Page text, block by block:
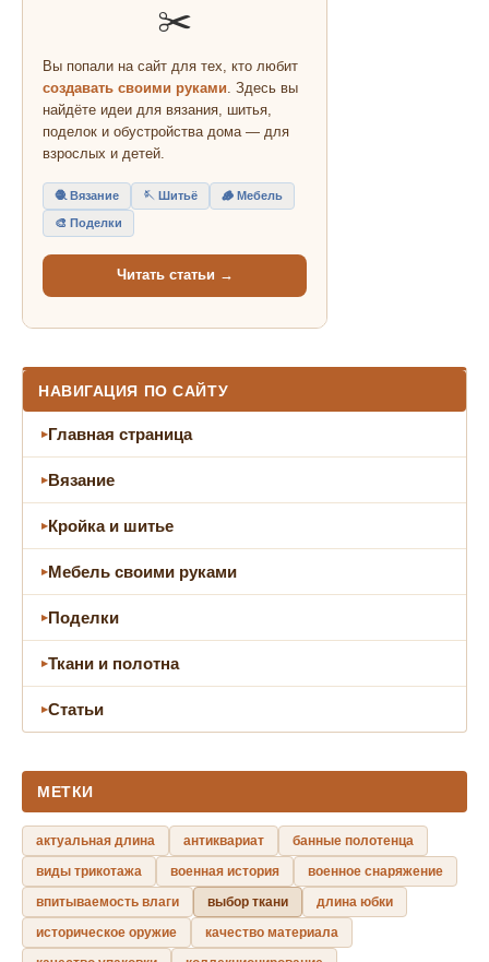
✂️
Вы попали на сайт для тех, кто любит
создавать своими руками. Здесь вы
найдёте идеи для вязания, шитья,
поделок и обустройства дома — для
взрослых и детей.
🧶 Вязание 🪡 Шитьё 🪵 Мебель
🎨 Поделки
Читать статьи →
НАВИГАЦИЯ ПО САЙТУ
Главная страница
Вязание
Кройка и шитье
Мебель своими руками
Поделки
Ткани и полотна
Статьи
МЕТКИ
актуальная длина антиквариат
банные полотенца
виды трикотажа
военная история
военное снаряжение
впитываемость влаги
выбор ткани
длина юбки
историческое оружие
качество материала